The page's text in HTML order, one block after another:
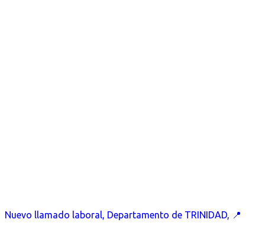
Nuevo llamado laboral, Departamento de TRINIDAD, 📍